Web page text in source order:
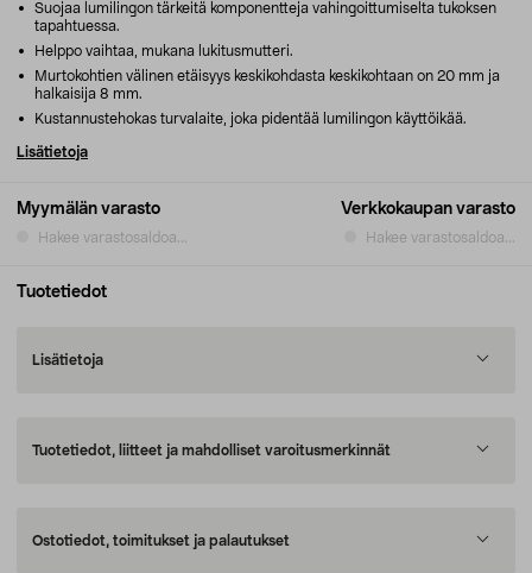
Myymälän varasto
Hakee varastosaldoa...
Verkkokaupan varasto
Hakee varastosaldoa...
Suojaa lumilingon tärkeitä komponentteja vahingoittumiselta tukoksen
tapahtuessa.
Helppo vaihtaa, mukana lukitusmutteri.
Murtokohtien välinen etäisyys keskikohdasta keskikohtaan on 20 mm ja
halkaisija 8 mm.
Kustannustehokas turvalaite, joka pidentää lumilingon käyttöikää.
Lisätietoja
Tuotetiedot
Lisätietoja
Tuotetiedot, liitteet ja mahdolliset varoitusmerkinnät
Ostotiedot, toimitukset ja palautukset